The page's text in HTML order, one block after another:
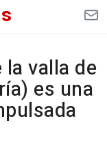
la valla de
es una